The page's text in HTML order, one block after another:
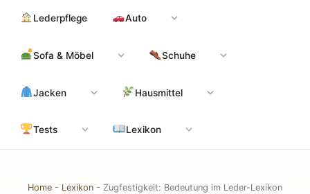
Inhalt
Lederpflege Auto
Sofa & Möbel Schuhe
Jacken Hausmittel
Tests Lexikon
Home - Lexikon - Zugfestigkeit: Bedeutung im Leder-Lexikon